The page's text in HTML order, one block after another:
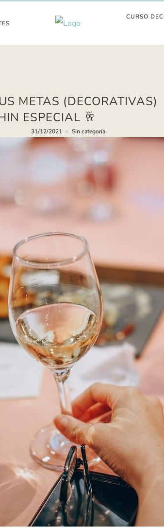
CURSO
METAS (DECORATIVAS)
ESPECIAL 🥂
31/12/2021 Sin categoría